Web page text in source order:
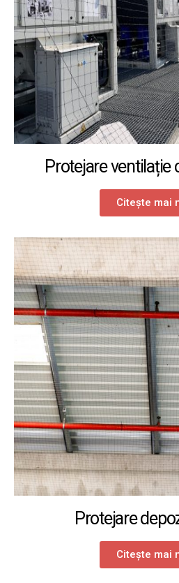
Protejare ventilație
Citește mai
Protejare
Citește mai